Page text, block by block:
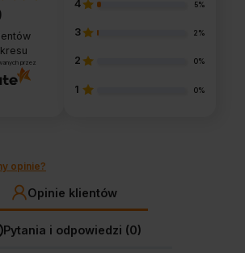
przez
4 5%
3 2%
2 0%
1 0%
opinie?
Opinie klientów
Pytania i odpowiedzi (0)